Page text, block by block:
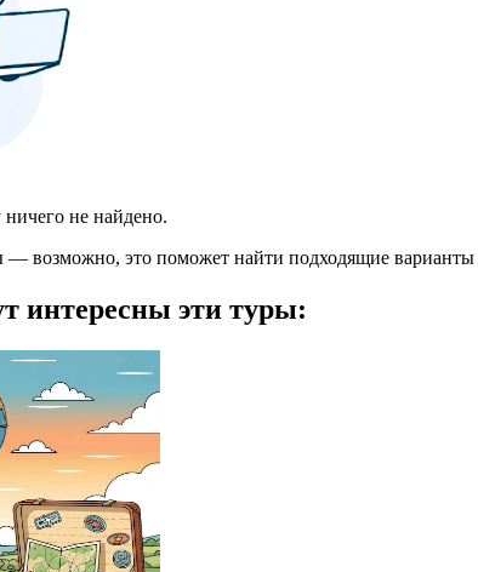
не найдено.
— возможно, это поможет найти подходящие
интересны эти туры: